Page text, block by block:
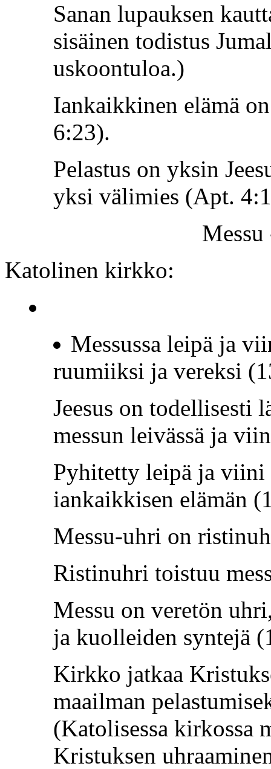
Sanan lupauksen
sisäinen todistus
uskoontuloa.)
Iankaikkinen elämä
6:23).
Pelastus on yksin
yksi välimies (Apt.
Katolinen kirkko:
Messussa leipä ja
ruumiiksi ja vereksi
Jeesus on todellisesti
messun leivässä ja
Pyhitetty leipä ja viini
iankaikkisen elämän
Messu-uhri on
Ristinuhri toistuu
Messu on veretön
ja kuolleiden syntejä
Kirkko jatkaa
maailman
(Katolisessa kirkossa
Kristuksen